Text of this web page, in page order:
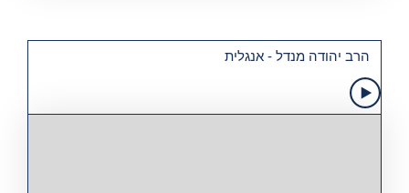
הרב יהודה מנדל - אנגלית